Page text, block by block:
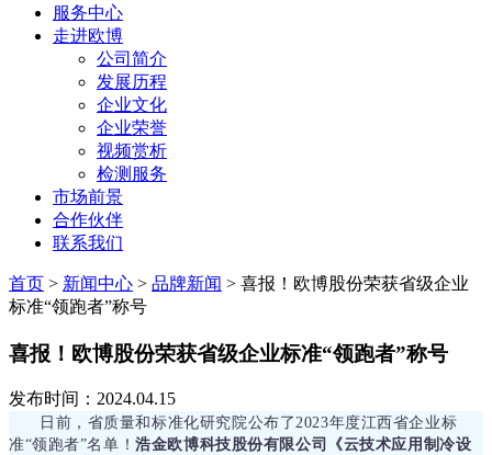
服务中心
走进欧博
公司简介
发展历程
企业文化
企业荣誉
视频赏析
检测服务
市场前景
合作伙伴
联系我们
首页 > 新闻中心 > 品牌新闻 > 喜报！欧博股份荣获省级企业
标准“领跑者”称号
喜报！欧博股份荣获省级企业标准“领跑者”称号
发布时间：2024.04.15
日前 ， 省质量和标准化研究院公布了2023年度江西省企业标
准“领跑者”名单！浩金欧博科技股份有限公司《云技术应用制冷设